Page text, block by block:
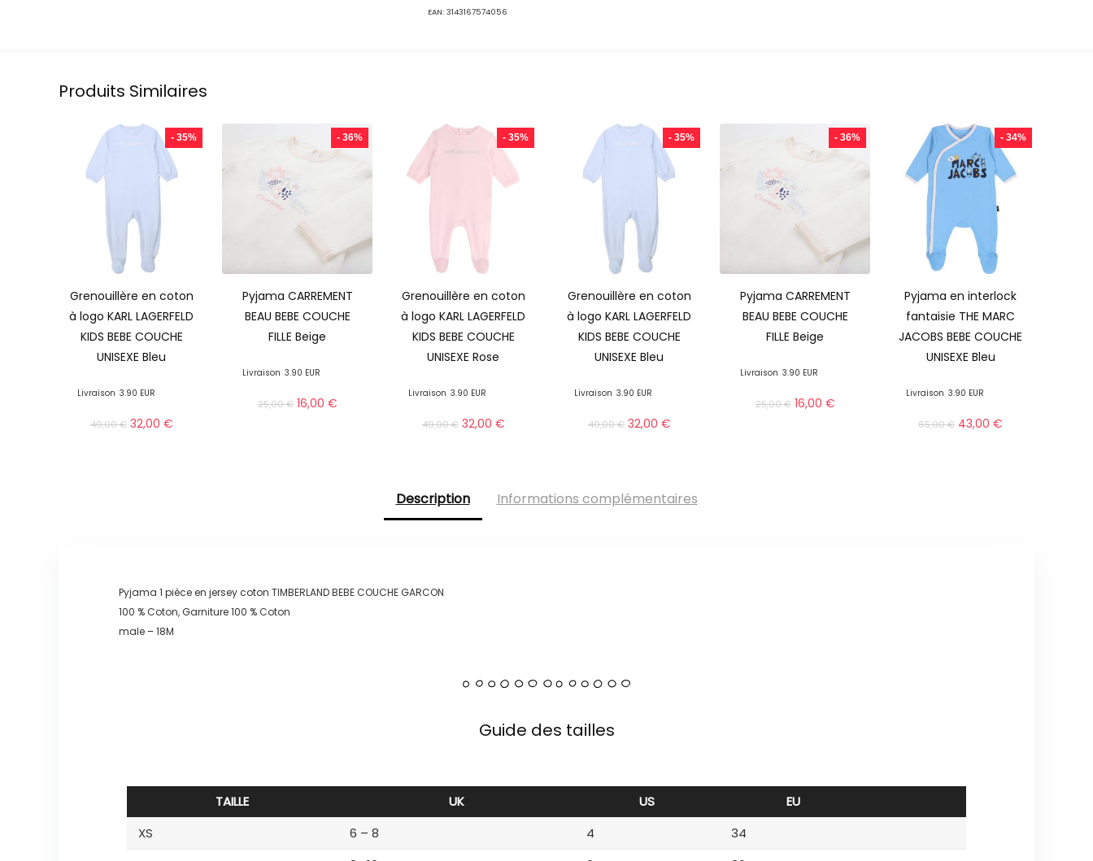
EAN:3143167574056
Produits Similaires
- 35%
Grenouillère en coton
à logo KARL LAGERFELD
KIDS BEBE COUCHE
UNISEXE Bleu
Livraison 3.90 EUR
49,00€ 32,00 €
- 36%
Pyjama CARREMENT
BEAU BEBE COUCHE
FILLE Beige
Livraison 3.90 EUR
25,00€ 16,00 €
- 35%
Grenouillère en coton
à logo KARL LAGERFELD
KIDS BEBE COUCHE
UNISEXE Rose
Livraison 3.90 EUR
49,00€ 32,00 €
- 35%
Grenouillère en coton
à logo KARL LAGERFELD
KIDS BEBE COUCHE
UNISEXE Bleu
Livraison 3.90 EUR
49,00€ 32,00 €
- 36%
Pyjama CARREMENT
BEAU BEBE COUCHE
FILLE Beige
Livraison 3.90 EUR
25,00€ 16,00 €
- 34%
Pyjama en interlock
fantaisie THE MARC
JACOBS BEBE COUCHE
UNISEXE Bleu
Livraison 3.90 EUR
65,00€ 43,00€
Description Informations complémentaires
Pyjama 1 pièce en jersey coton TIMBERLAND BEBE COUCHE GARCON
100 % Coton, Garniture 100 % Coton
male – 18M
Guide des tailles
TAILLE UK US
EU
XS
6 – 8 4
34